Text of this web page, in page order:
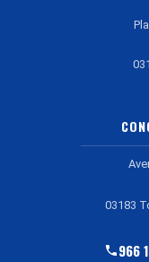
03183
966